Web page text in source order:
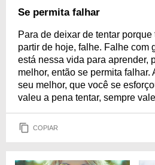
Se permita falhar
Para de deixar de tentar porque
partir de hoje, falhe. Falhe com
está nessa vida para aprender,
melhor, então se permita falhar.
seu melhor, que você se
valeu a pena tentar, sempre
COPIAR